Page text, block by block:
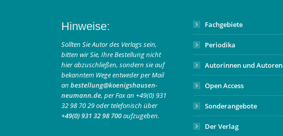
Hinweise:
Sollten Sie Autor des Verlags sein,
bitten wir Sie, Ihre Bestellung nicht
hier abzuschließen, sondern sie auf
bekanntem Wege entweder per Mail
an bestellung@koenigshausen-
neumann.de, per Fax an +49(0) 931
32 98 70 29 oder telefonisch über
+49(0) 931 32 98 700aufzugeben.
Fachgebiete
Periodika
Autorinnen und Autoren
Open Access
Sonderangebote
Der Verlag